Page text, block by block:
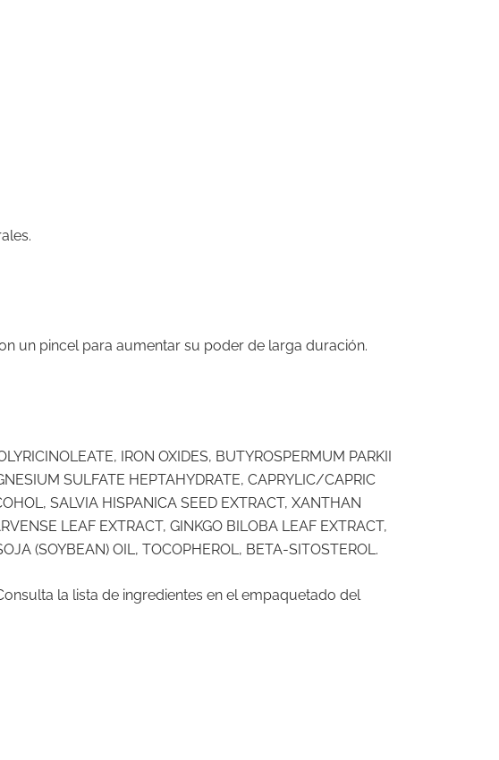
un pincel para aumentar su poder de larga duración.
IRON OXIDES, BUTYROSPERMUM PARKII
SULFATE HEPTAHYDRATE, CAPRYLIC/CAPRIC
SALVIA HISPANICA SEED EXTRACT, XANTHAN
LEAF EXTRACT, GINKGO BILOBA LEAF EXTRACT,
(SOYBEAN) OIL, TOCOPHEROL, BETA-SITOSTEROL.
la lista de ingredientes en el empaquetado del